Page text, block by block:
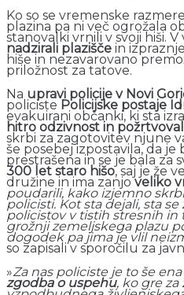
Ko so se vremenske
plazina pa ni več ogrožala
stanovalki vrnili v svoji hiši.
nadzirali plazišče in
hiše in nezavarovano
priložnost za tatove.
Na upravi policije v Novi
policiste Policijske postaje
evakuirani občanki, ki sta
hitro odzivnost in
skrbi za zagotovitev njune
še posebej izpostavila, da je
prestrašena in se je bala za
300 let staro hišo, saj je že
družine in ima zanjoveliko
poudarili, kako izjemno
policisti. Kot sta dejali, sta
policistov v tistih stresnih
grožnji zemeljskega plazu
dogodek pa jima je vlil
so zapisali v sporočilu za
»Za nas policiste je to še
zgodba o uspehu, ko gre